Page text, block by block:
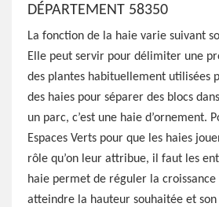
DÉPARTEMENT 58350
La fonction de la haie varie suivant
Elle peut servir pour délimiter une
des plantes habituellement utilisées
des haies pour séparer des blocs
un parc, c’est une haie d’ornement.
Espaces Verts pour que les haies
rôle qu’on leur attribue, il faut les
haie permet de réguler la
atteindre la hauteur souhaitée et